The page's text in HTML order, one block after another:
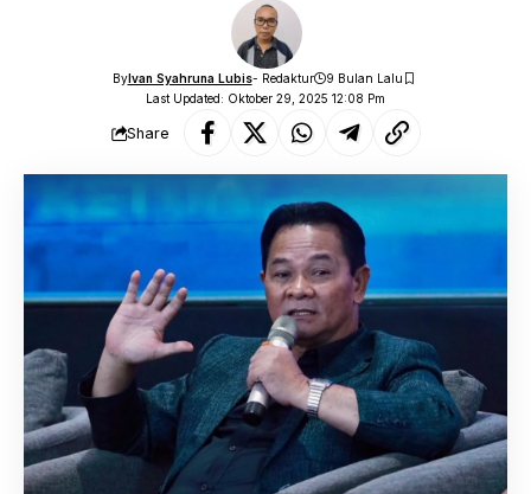
Last Updated: Oktober 29, 2025 12:08 Pm
ByIvan Syahruna Lubis- Redaktur 9 Bulan Lalu
Share